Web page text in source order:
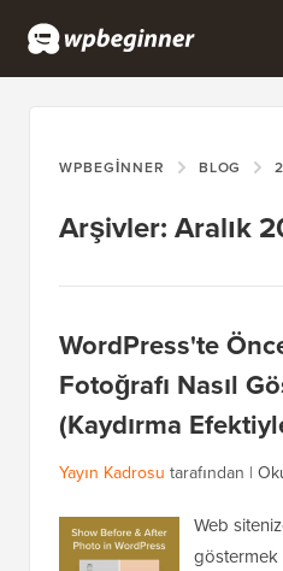
WPBEGINNER BLOG
Arşivler: Aralık
WordPress'te
Fotoğrafı Nasıl
(Kaydırma
Yayın Kadrosu tarafından |
Web
göstermek